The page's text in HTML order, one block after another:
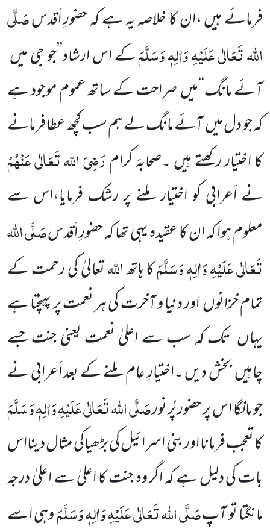
فرمائے ہیں ،ان کا خلاصہ یہ ہے کہ حضورِ اَقدسصَلَّی
اللہ تَعَالٰی عَلَیْہِ وَاٰلِہٖ وَسَلَّمَکے اس ارشاد’’جو جی میں
آئے مانگ‘‘میں صراحت کے ساتھ عموم موجود ہے
کہ جو دل میں آئے مانگ لے ہم سب کچھ عطا فرمانے
کا اختیار رکھتے ہیں ۔صحابۂ کرامرَضِیَ اللہ تَعَالٰی عَنْہُمْ
نے اَعرابی کو اختیار ملنے پر رشک فرمایا،اس سے
معلوم ہوا کہ ان کا عقیدہ یہی تھا کہ حضورِ اَقدسصَلَّی اللہ
تَعَالٰی عَلَیْہِ وَاٰلِہٖ وَسَلَّمَکا ہاتھاللہتعالیٰ کی رحمت کے
تمام خزانوں اور دنیا و آخرت کی ہر نعمت پر پہنچتا ہے
یہاں تک کہ سب سے اعلیٰ نعمت یعنی جنت جسے
چاہیں بخش دیں ۔اختیارِ عام ملنے کے بعد اَعرابی نے
جو مانگا اس پر حضور پُر نورصَلَّی اللہ تَعَالٰی عَلَیْہِ وَاٰلِہٖ وَسَلَّمَ
کا تعجب فرمانا اور بنی اسرائیل کی بڑھیاکی مثال دینااس
بات کی دلیل ہے کہ اگر وہ جنت کا اعلیٰ سے اعلیٰ درجہ
مانگتا تو آپصَلَّی اللہ تَعَالٰی عَلَیْہِ وَاٰلِہٖ وَسَلَّمَوہی اسے